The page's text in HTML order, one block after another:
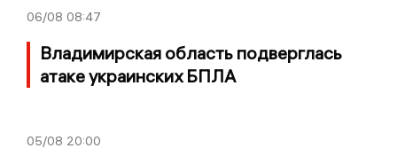
06/08 08:47
Владимирская область подверглась
атаке украинских БПЛА
05/08 20:00